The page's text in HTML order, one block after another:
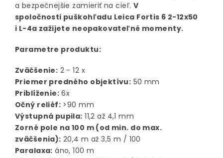
a bezpečnejšie zamieriť na cieľ. V
spoločnosti puškohľadu Leica Fortis 6 2-12x50
i L-4a zažijete neopakovateľné momenty.
Parametre produktu:
Zväčšenie: 2 - 12 x
Priemer predného objektívu: 50 mm
Priblíženie: 6x
Očný reliéf: >90 mm
Výstupná pupila: 11,2 až 4,1 mm
Zorné pole na 100 m (od min. do max.
zväčšenia): 20,4 m až 3,5 m / 100
Paralaxa: áno, 100 m